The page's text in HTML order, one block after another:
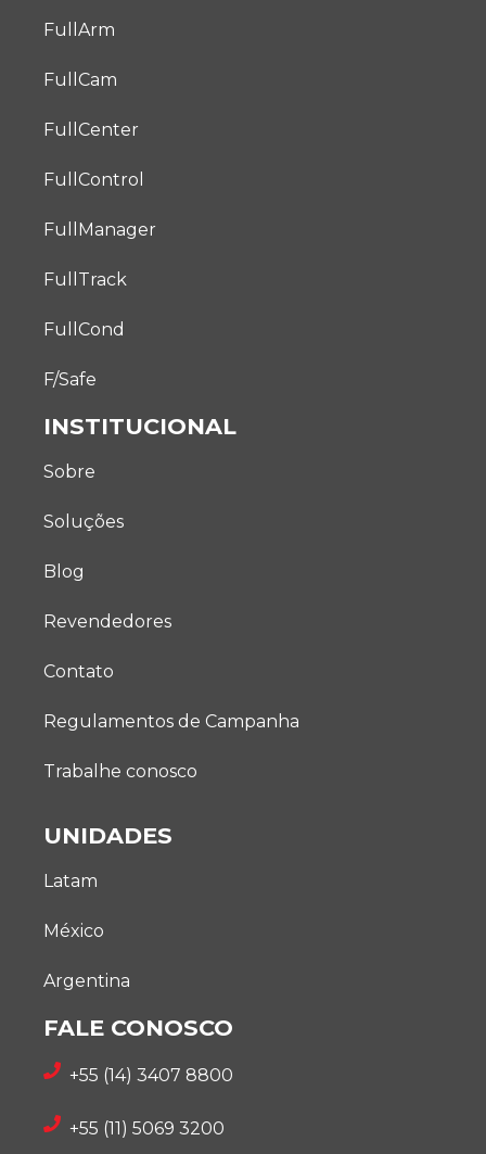
FullArm
FullCam
FullCenter
FullControl
FullManager
FullTrack
FullCond
F/Safe
INSTITUCIONAL
Sobre
Soluções
Blog
Revendedores
Contato
Regulamentos de Campanha
Trabalhe conosco
UNIDADES
Latam
México
Argentina
FALE CONOSCO
+55 (14) 3407 8800
+55 (11) 5069 3200